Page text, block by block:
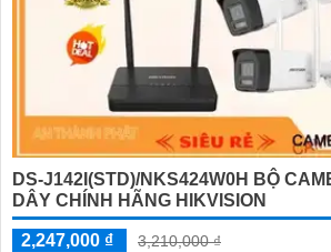
DS-J142I(STD)/NKS424W0H BỘ
DÂY CHÍNH HÃNG HIKVISION
2,247,000 ₫
3,210,000 ₫